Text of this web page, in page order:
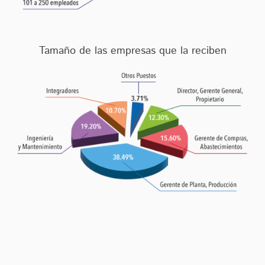
Tamaño de las empresas que la reciben